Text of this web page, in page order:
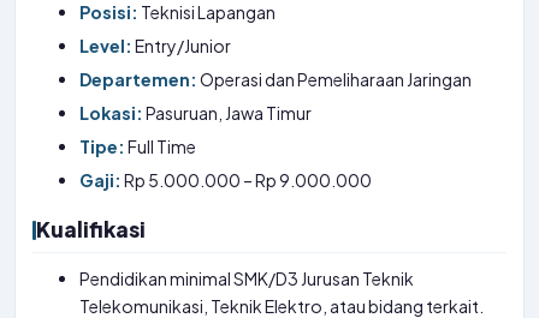
Posisi: Teknisi Lapangan
Level: Entry/Junior
Departemen: Operasi dan Pemeliharaan Jaringan
Lokasi: Pasuruan, Jawa Timur
Tipe: Full Time
Gaji: Rp 5.000.000 – Rp 9.000.000
Kualifikasi
Pendidikan minimal SMK/D3 Jurusan Teknik
Telekomunikasi, Teknik Elektro, atau bidang terkait.